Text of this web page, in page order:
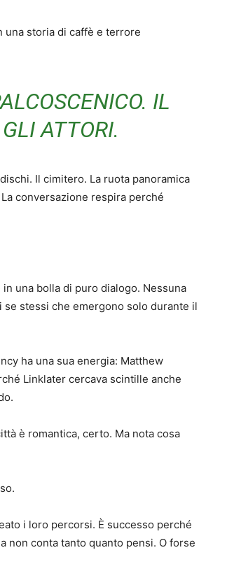
una storia di caffè e terrore
IL
ATTORI.
Il cimitero. La ruota panoramica
conversazione respira perché
una bolla di puro dialogo. Nessuna
stessi che emergono solo durante il
ha una sua energia: Matthew
Linklater cercava scintille anche
è romantica, certo. Ma nota cosa
i loro percorsi. È successo perché
non conta tanto quanto pensi. O forse